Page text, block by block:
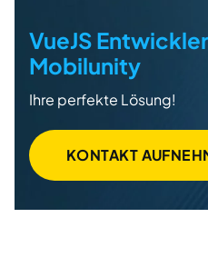
VueJS
Mobilunity
Ihre perfekte Lösung!
KONTAKT